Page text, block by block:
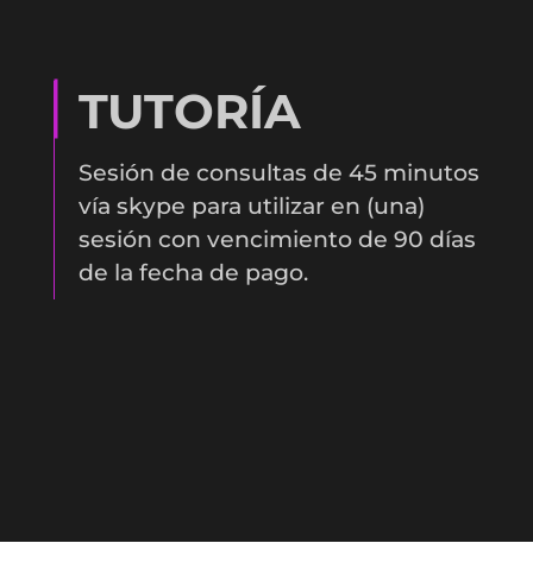
TUTORÍA
Sesión de consultas de 45 minutos
vía skype para utilizar en (una)
sesión con vencimiento de 90 días
de la fecha de pago.